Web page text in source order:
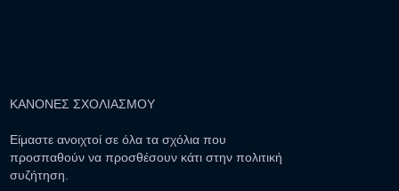
ΚΑΝΟΝΕΣ ΣΧΟΛΙΑΣΜΟΥ
Είμαστε ανοιχτοί σε όλα τα σχόλια που
προσπαθούν να προσθέσουν κάτι στην πολιτική
συζήτηση.